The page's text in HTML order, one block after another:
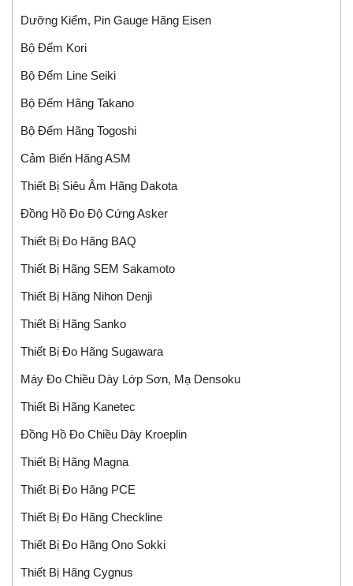
Dưỡng Kiểm, Pin Gauge Hãng Eisen
Bộ Đếm Kori
Bộ Đếm Line Seiki
Bộ Đếm Hãng Takano
Bộ Đếm Hãng Togoshi
Cảm Biến Hãng ASM
Thiết Bị Siêu Âm Hãng Dakota
Đồng Hồ Đo Độ Cứng Asker
Thiết Bị Đo Hãng BAQ
Thiết Bị Hãng SEM Sakamoto
Thiết Bị Hãng Nihon Denji
Thiết Bị Hãng Sanko
Thiết Bị Đo Hãng Sugawara
Máy Đo Chiều Dày Lớp Sơn, Mạ Densoku
Thiết Bị Hãng Kanetec
Đồng Hồ Đo Chiều Dày Kroeplin
Thiết Bị Hãng Magna
Thiết Bị Đo Hãng PCE
Thiết Bị Đo Hãng Checkline
Thiết Bị Đo Hãng Ono Sokki
Thiết Bị Hãng Cygnus